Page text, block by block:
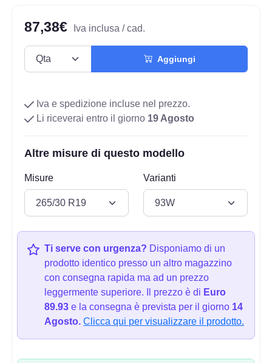
87,38€ Iva inclusa / cad.
Aggiungi
Iva e spedizione incluse nel prezzo.
Li riceverai entro il giorno 19 Agosto
Altre misure di questo modello
Misure Varianti
Ti serve con urgenza? Disponiamo di un
prodotto identico presso un altro magazzino
con consegna rapida ma ad un prezzo
leggermente superiore. Il prezzo è di Euro
89.93 e la consegna è prevista per il giorno 14
Agosto. Clicca qui per visualizzare il prodotto.